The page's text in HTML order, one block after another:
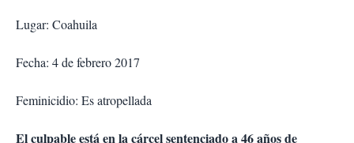
Lugar: Coahuila
Fecha: 4 de febrero 2017
Feminicidio: Es atropellada
El culpable está en la cárcel sentenciado a 46 años de